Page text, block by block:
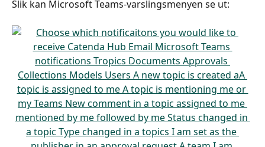
Slik kan Microsoft Teams-varslingsmenyen se ut: